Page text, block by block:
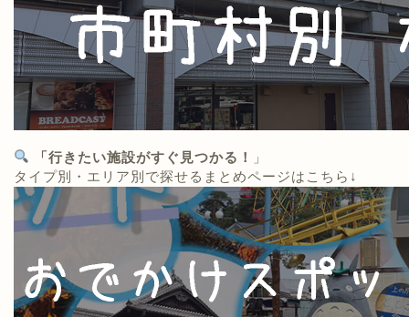
「行きたい施設がすぐ見つかる！
」
タイプ別・エリア別で探せるまとめページはこちら↓